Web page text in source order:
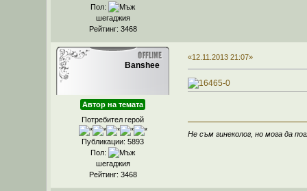
Пол:
шегаджия
Рейтинг: 3468
Banshee
Автор на темата
Потребител герой
Публикации: 5893
Пол:
шегаджия
Рейтинг: 3468
«12.11.2013 21:07»
Не съм гинеколог, но мога да